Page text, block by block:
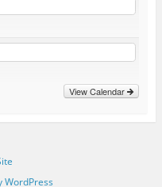
View Calendar
WordPress